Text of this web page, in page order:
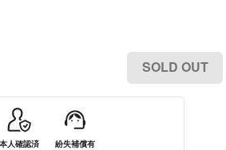
SOLD OUT
本人確認済 紛失補償有